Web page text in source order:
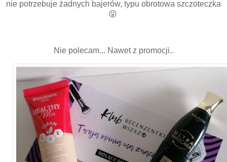
nie potrzebuje żadnych bajerów, typu obrotowa szczoteczka
😜
Nie polecam... Nawet z promocji..